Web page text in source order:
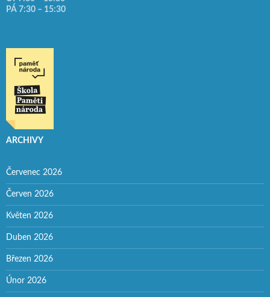
PÁ 7:30 – 15:30
ARCHIVY
Červenec 2026
Červen 2026
Květen 2026
Duben 2026
Březen 2026
Únor 2026